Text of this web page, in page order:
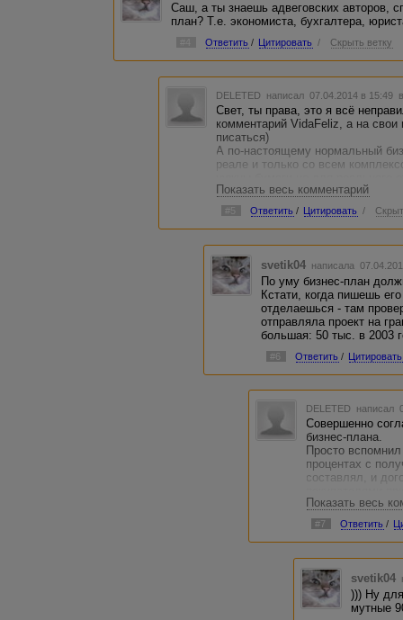
Саш, а ты знаешь адвеговских авторов,
план? Т.е. экономиста, бухгалтера,
Ответить / Цитировать / Скрыть ветку
DELETED написал 07.04.2014 в 15:49
Свет, ты права, это я всё
комментарий VidaFeliz, а на
писаться)
А по-настоящему нормальный
реале и только со всем
денег, написать его смогли бы
это такое не только как
Показать весь комментарий
#5 Ответить / Цитировать /
svetik04 написала
По уму бизнес-план
Кстати, когда пишешь
отделаешься - там
отправляла проект на
большая: 50 тыс. в 2003
#6 Ответить / Цитировать
DELETED написал
Совершенно
бизнес-плана.
Просто
процентах с
составлял, и
день после
согласию
договаривался.
Показать весь
#7 Ответить /
svetik04
))) Ну
мутные